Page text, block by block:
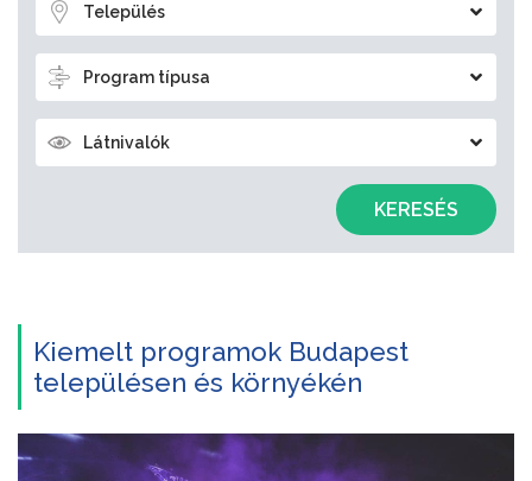
Település
Program típusa
Látnivalók
KERESÉS
Kiemelt programok Budapest
településen és környékén